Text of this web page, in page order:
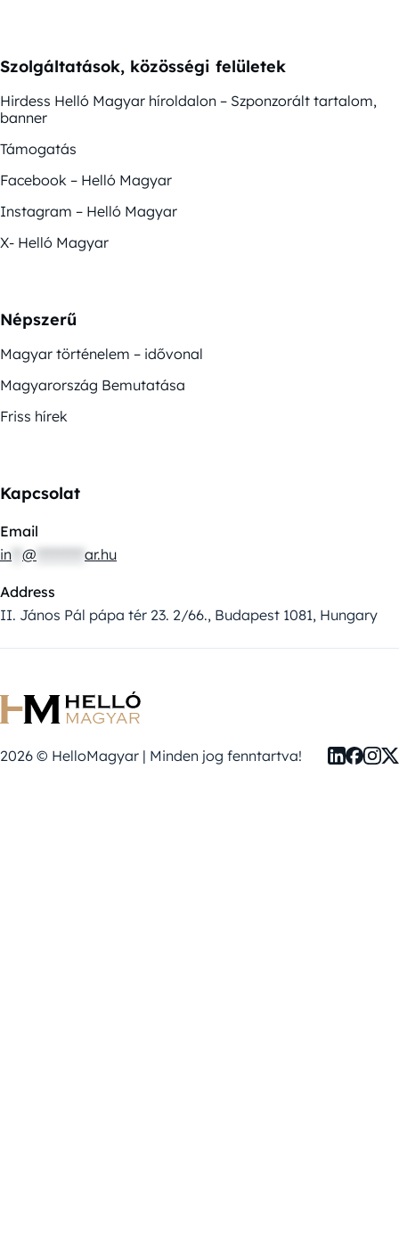
Szolgáltatások, közösségi felületek
Hirdess Helló Magyar híroldalon – Szponzorált tartalom,
banner
Támogatás
Facebook – Helló Magyar
Instagram – Helló Magyar
X- Helló Magyar
Népszerű
Magyar történelem – idővonal
Magyarország Bemutatása
Friss hírek
Kapcsolat
Email
in @ ar.hu
Address
II. János Pál pápa tér 23. 2/66., Budapest 1081, Hungary
2026 © HelloMagyar | Minden jog fenntartva!